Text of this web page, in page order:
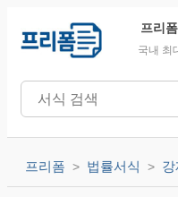
프리폼
국내 최
프리폼 법률서식